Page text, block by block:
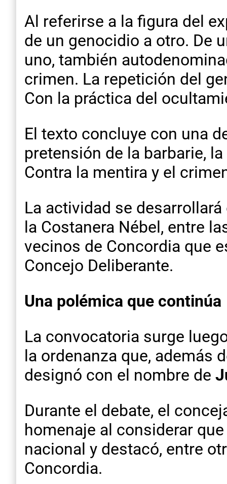
Al referirse a la figura del
de un genocidio a otro. De
uno, también
crimen. La repetición del
Con la práctica del
El texto concluye con una
pretensión de la barbarie,
Contra la mentira y el
La actividad se
la Costanera Nébel, entre
vecinos de Concordia que
Concejo Deliberante.
Una polémica que continúa
La convocatoria surge
la ordenanza que, además
designó con el nombre de
Durante el debate, el
homenaje al considerar
nacional y destacó, entre
Concordia.